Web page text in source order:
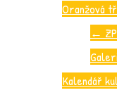
Oranžová
←
Kalendář